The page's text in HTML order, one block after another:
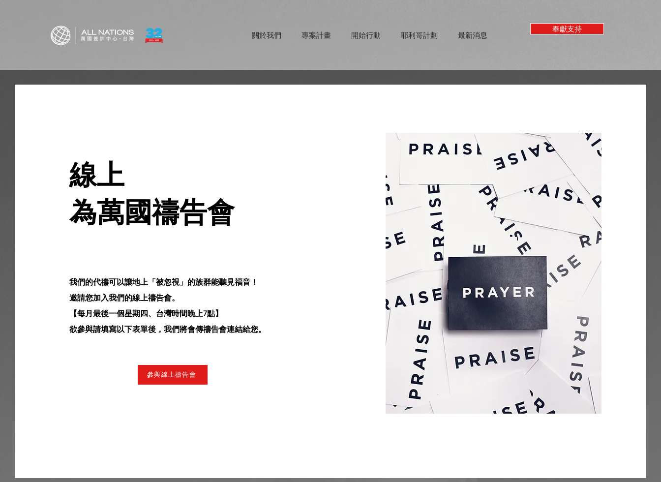
關於我們 專案計畫 開始行動 耶利哥計劃 最新消息
奉獻支持
線上
為萬國禱告會
我們的代禱可以讓地上「被忽視」的族群能聽見福音！
邀請您加入我們的線上禱告會。
【每月最後一個星期四、台灣時間晚上7點】
欲參與請填寫以下表單後，我們將會傳禱告會連結給您。
參與線上禱告會